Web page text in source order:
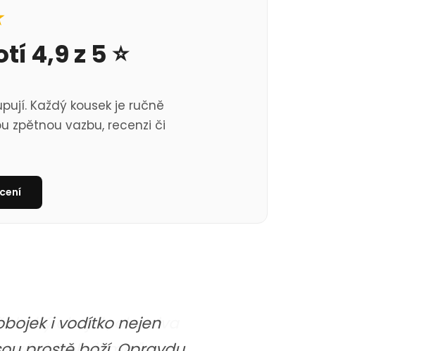
4,9 z 5 ⭐
Každý kousek je ručně
zpětnou vazbu, recenzi či
i vodítko nejen